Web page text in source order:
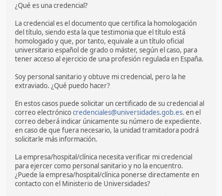
¿Qué es una credencial?
La credencial es el documento que certifica la homologación
del título, siendo esta la que testimonia que el título está
homologado y que, por tanto, equivale a un título oficial
universitario español de grado o máster, según el caso, para
tener acceso al ejercicio de una profesión regulada en España.
Soy personal sanitario y obtuve mi credencial, pero la he
extraviado. ¿Qué puedo hacer?
En estos casos puede solicitar un certificado de su credencial al
correo electrónicocredenciales@universidades.gob.es. en el
correo deberá indicar únicamente su número de expediente.
en caso de que fuera necesario, la unidad tramitadora podrá
solicitarle más información.
La empresa/hospital/clínica necesita verificar mi credencial
para ejercer como personal sanitario y no la encuentro.
¿Puede la empresa/hospital/clínica ponerse directamente en
contacto con el Ministerio de Universidades?